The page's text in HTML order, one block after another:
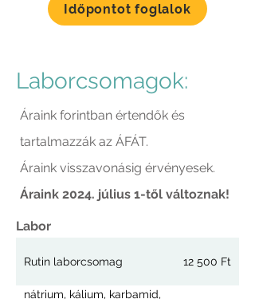
Időpontot foglalok
Laborcsomagok:
Áraink forintban értendők és
tartalmazzák az ÁFÁT.
Áraink visszavonásig érvényesek.
Áraink 2024. július 1-től változnak!
Labor
Rutin laborcsomag 12 500 Ft
nátrium, kálium, karbamid,